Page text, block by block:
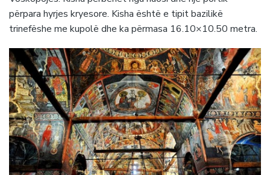
përpara hyrjes kryesore. Kisha është e tipit bazilikë
trinefëshe me kupolë dhe ka përmasa 16.10×10.50 metra.